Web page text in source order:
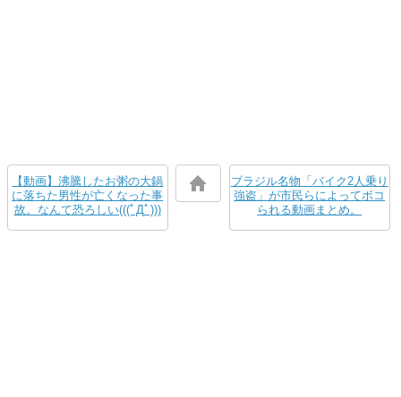
【動画】沸騰したお粥の大鍋
に落ちた男性が亡くなった事
故。なんて恐ろしい(((ﾟДﾟ)))
ブラジル名物「バイク2人乗り
強盗」が市民らによってボコ
られる動画まとめ。